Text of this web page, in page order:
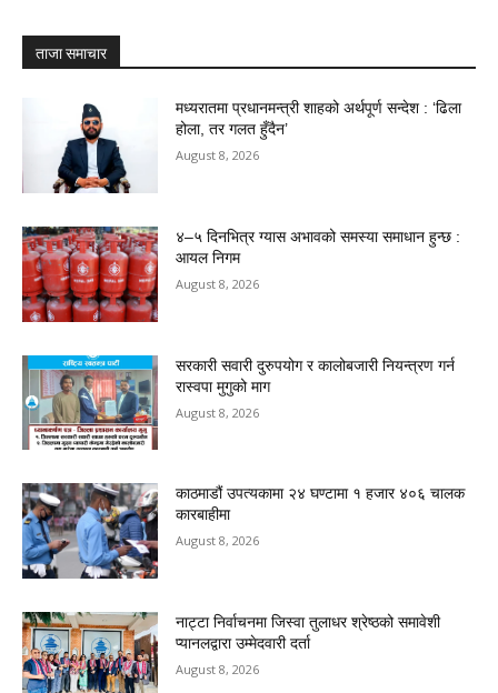
ताजा समाचार
मध्यरातमा प्रधानमन्त्री शाहको अर्थपूर्ण सन्देश : ‘ढिला
होला, तर गलत हुँदैन’
August 8, 2026
४–५ दिनभित्र ग्यास अभावको समस्या समाधान हुन्छ :
आयल निगम
August 8, 2026
सरकारी सवारी दुरुपयोग र कालोबजारी नियन्त्रण गर्न
रास्वपा मुगुको माग
August 8, 2026
काठमाडौं उपत्यकामा २४ घण्टामा १ हजार ४०६ चालक
कारबाहीमा
August 8, 2026
नाट्टा निर्वाचनमा जिस्वा तुलाधर श्रेष्ठको समावेशी
प्यानलद्वारा उम्मेदवारी दर्ता
August 8, 2026